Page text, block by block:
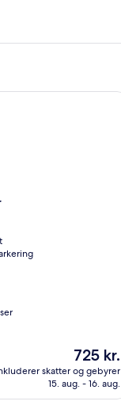
Prisen
er
725 kr.
725 kr.
skatter og gebyrer
15. aug. - 16. aug.